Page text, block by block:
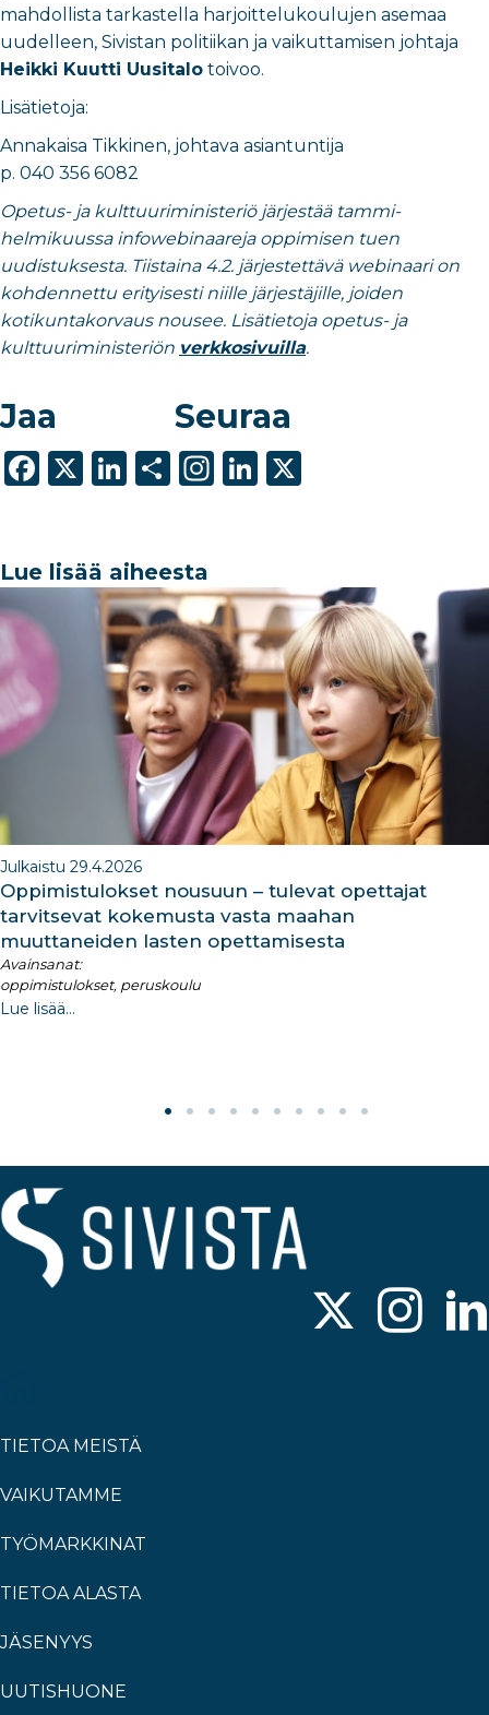
mahdollista tarkastella harjoittelukoulujen asemaa
uudelleen, Sivistan politiikan ja vaikuttamisen johtaja
Heikki Kuutti Uusitalo toivoo.
Lisätietoja:
Annakaisa Tikkinen, johtava asiantuntija
p. 040 356 6082
Opetus- ja kulttuuriministeriö järjestää tammi-
helmikuussa infowebinaareja oppimisen tuen
uudistuksesta. Tiistaina 4.2. järjestettävä webinaari on
kohdennettu erityisesti niille järjestäjille, joiden
kotikuntakorvaus nousee. Lisätietoja opetus- ja
kulttuuriministeriön verkkosivuilla.
Jaa
F
e
o
k
X
Li
e
dI
n
S
e
Seuraa
In
ra
m
Li
dI
n
Lue lisää aiheesta
Julkaistu 29.4.2026
Oppimistulokset nousuun – tulevat opettajat
tarvitsevat kokemusta vasta maahan
muuttaneiden lasten opettamisesta
Avainsanat:
oppimistulokset, peruskoulu
Lue lisää...
TIETOA MEISTÄ
VAIKUTAMME
TYÖMARKKINAT
TIETOA ALASTA
JÄSENYYS
UUTISHUONE